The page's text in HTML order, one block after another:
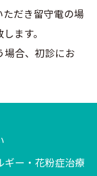
だき留守電の場
ます。
場合、初診にお
ギー・花粉症治療